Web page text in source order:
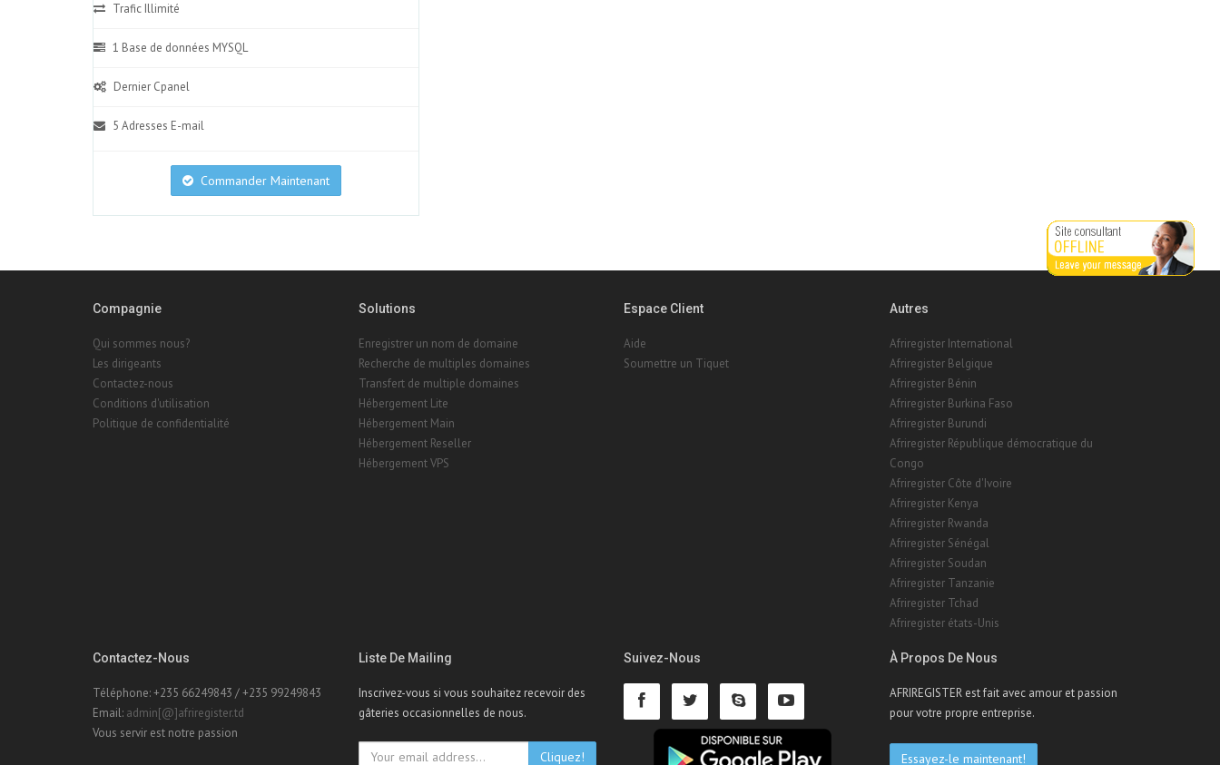
Trafic Illimité
1 Base de données MYSQL
Dernier Cpanel
5 Adresses E-mail
Commander Maintenant
Compagnie
Qui sommes nous?
Les dirigeants
Contactez-nous
Conditions d'utilisation
Politique de confidentialité
Solutions
Enregistrer un nom de domaine
Recherche de multiples domaines
Transfert de multiple domaines
Hébergement Lite
Hébergement Main
Hébergement Reseller
Hébergement VPS
Espace Client
Aide
Soumettre un Tiquet
Autres
Afriregister International
Afriregister Belgique
Afriregister Bénin
Afriregister Burkina Faso
Afriregister Burundi
Afriregister République démocratique du
Congo
Afriregister Côte d'Ivoire
Afriregister Kenya
Afriregister Rwanda
Afriregister Sénégal
Afriregister Soudan
Afriregister Tanzanie
Afriregister Tchad
Afriregister états-Unis
Contactez-Nous
Téléphone: +235 66249843 / +235 99249843
Email: admin[@]afriregister.td
Vous servir est notre passion
Liste De Mailing
Inscrivez-vous si vous souhaitez recevoir des
gâteries occasionnelles de nous.
Cliquez!
Suivez-Nous À Propos De Nous
AFRIREGISTER est fait avec amour et passion
pour votre propre entreprise.
Essayez-le maintenant!